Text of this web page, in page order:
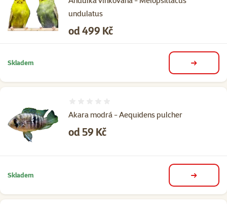
undulatus
Cena
od 499 Kč
Skladem detail
Akara modrá - Aequidens pulcher
Cena
od 59 Kč
Skladem detail